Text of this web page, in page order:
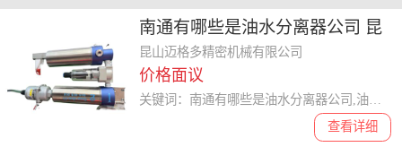
南通有哪些是油水分离器公司 昆
山迈格多精密机械供应
昆山迈格多精密机械有限公司
价格面议
查看详细